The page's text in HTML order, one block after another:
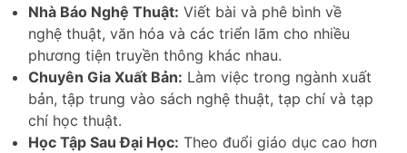
Nhà Báo Nghệ Thuật: Viết bài và phê bình về
nghệ thuật, văn hóa và các triển lãm cho nhiều
phương tiện truyền thông khác nhau.
Chuyên Gia Xuất Bản: Làm việc trong ngành xuất
bản, tập trung vào sách nghệ thuật, tạp chí và tạp
chí học thuật.
Học Tập Sau Đại Học: Theo đuổi giáo dục cao hơn